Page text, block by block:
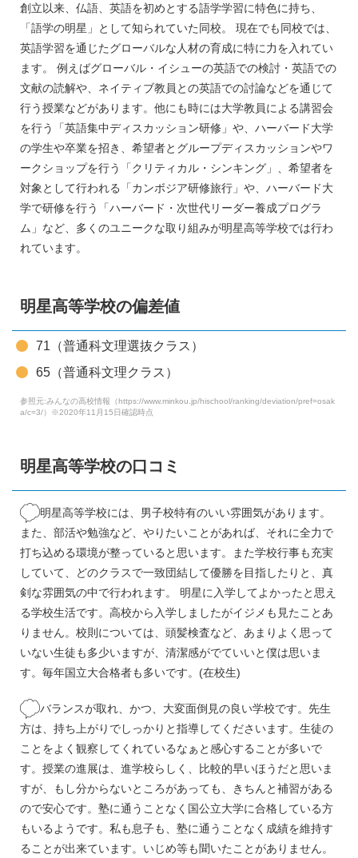
創立以来、仏語、英語を初めとする語学学習に特色に持ち、
「語学の明星」として知られていた同校。 現在でも同校では、
英語学習を通じたグローバルな人材の育成に特に力を入れてい
ます。 例えばグローバル・イシューの英語での検討・英語での
文献の読解や、ネイティブ教員との英語での討論などを通じて
行う授業などがあります。他にも時には大学教員による講習会
を行う「英語集中ディスカッション研修」や、ハーバード大学
の学生や卒業を招き、希望者とグループディスカッションやワ
ークショップを行う「クリティカル・シンキング」、希望者を
対象として行われる「カンボジア研修旅行」や、ハーバード大
学で研修を行う「ハーバード・次世代リーダー養成プログラ
ム」など、多くのユニークな取り組みが明星高等学校では行わ
れています。
明星高等学校の偏差値
71（普通科文理選抜クラス）
65（普通科文理クラス）
参照元:みんなの高校情報（https://www.minkou.jp/hischool/ranking/deviation/pref=osak
a/c=3/）※2020年11月15日確認時点
明星高等学校の口コミ
明星高等学校には、男子校特有のいい雰囲気があります。
また、部活や勉強など、やりたいことがあれば、それに全力で
打ち込める環境が整っていると思います。また学校行事も充実
していて、どのクラスで一致団結して優勝を目指したりと、真
剣な雰囲気の中で行われます。 明星に入学してよかったと思え
る学校生活です。高校から入学しましたがイジメも見たことあ
りません。校則については、頭髪検査など、あまりよく思って
いない生徒も多少いますが、清潔感がでていいと僕は思いま
す。毎年国立大合格者も多いです。(在校生)
バランスが取れ、かつ、大変面倒見の良い学校です。先生
方は、持ち上がりでしっかりと指導してくださいます。生徒の
ことをよく観察してくれているなぁと感心することが多いで
す。授業の進展は、進学校らしく、比較的早いほうだと思いま
すが、もし分からないところがあっても、きちんと補習がある
ので安心です。塾に通うことなく国公立大学に合格している方
もいるようです。私も息子も、塾に通うことなく成績を維持す
ることが出来ています。いじめ等も聞いたことがありません。